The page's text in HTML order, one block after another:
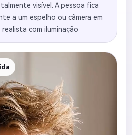
visível. A pessoa fica
a um espelho ou câmera em
com iluminação
Ela levanta lentamente a
elétrica e começa a raspar
para trás. Mostre a
passo a passo, com
aparecendo
cabeludo. O cabelo cai
fios e partículas. Inclua
se movendo pela